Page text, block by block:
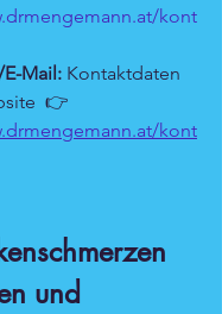
kont
Mail: Kontaktdaten
👉
kont
und